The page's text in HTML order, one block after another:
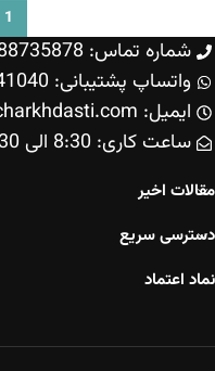
1
شماره تماس: 02188735878
واتساپ پشتیبانی: 09337341040
ایمیل: info@charkhdasti.com
ساعت کاری: 8:30 الی 17:30
مقالات اخیر
دسترسی سریع
نماد اعتماد